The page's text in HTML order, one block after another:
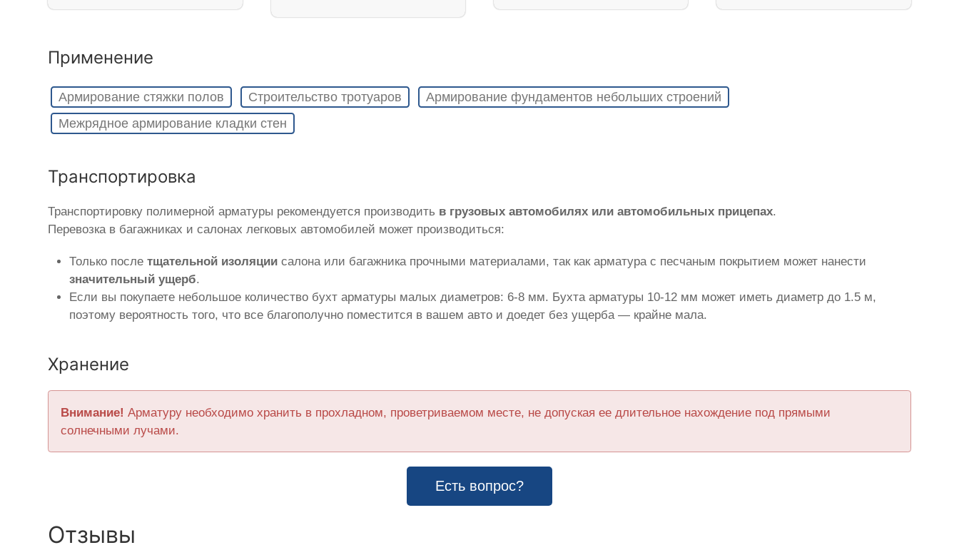
Применение
Армирование стяжки полов Строительство тротуаров
Армирование фундаментов небольших строений
Межрядное армирование кладки стен
Транспортировка
Транспортировку полимерной арматуры рекомендуется производить в грузовых автомобилях или автомобильных прицепах.
Перевозка в багажниках и салонах легковых автомобилей может производиться:
Только послетщательной изоляции салона или багажника прочными материалами, так как арматура с песчаным покрытием может нанести
значительный ущерб.
Если вы покупаете небольшое количество бухт арматуры малых диаметров: 6-8 мм. Бухта арматуры 10-12 мм может иметь диаметр до 1.5 м,
поэтому вероятность того, что все благополучно поместится в вашем авто и доедет без ущерба — крайне мала.
Хранение
Внимание! Арматуру необходимо хранить в прохладном, проветриваемом месте, не допуская ее длительное нахождение под прямыми
солнечными лучами.
Есть вопрос?
Отзывы